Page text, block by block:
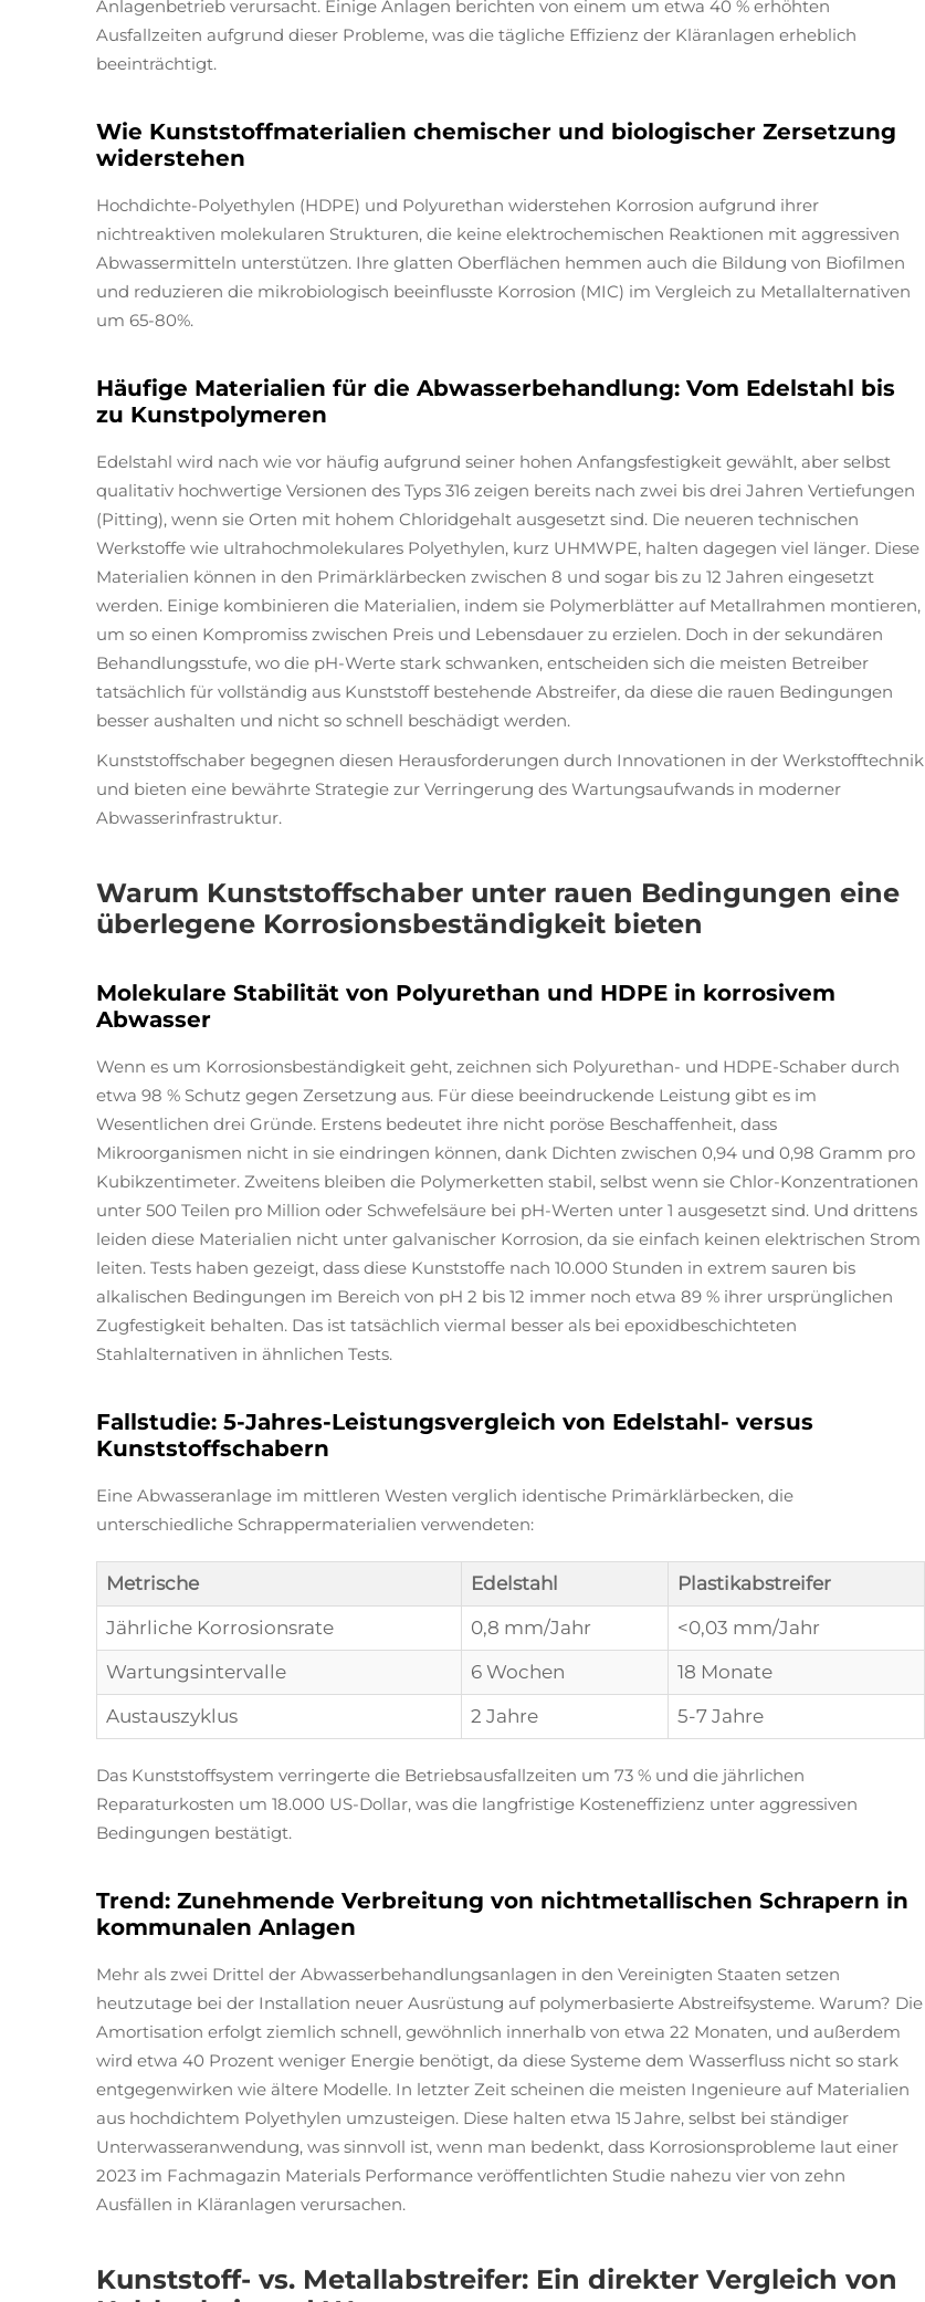
Anlagenbetrieb verursacht. Einige Anlagen berichten von einem um etwa 40 % erhöhten
Ausfallzeiten aufgrund dieser Probleme, was die tägliche Effizienz der Kläranlagen erheblich
beeinträchtigt.
Wie Kunststoffmaterialien chemischer und biologischer Zersetzung
widerstehen
Hochdichte-Polyethylen (HDPE) und Polyurethan widerstehen Korrosion aufgrund ihrer
nichtreaktiven molekularen Strukturen, die keine elektrochemischen Reaktionen mit aggressiven
Abwassermitteln unterstützen. Ihre glatten Oberflächen hemmen auch die Bildung von Biofilmen
und reduzieren die mikrobiologisch beeinflusste Korrosion (MIC) im Vergleich zu Metallalternativen
um 65-80%.
Häufige Materialien für die Abwasserbehandlung: Vom Edelstahl bis
zu Kunstpolymeren
Edelstahl wird nach wie vor häufig aufgrund seiner hohen Anfangsfestigkeit gewählt, aber selbst
qualitativ hochwertige Versionen des Typs 316 zeigen bereits nach zwei bis drei Jahren Vertiefungen
(Pitting), wenn sie Orten mit hohem Chloridgehalt ausgesetzt sind. Die neueren technischen
Werkstoffe wie ultrahochmolekulares Polyethylen, kurz UHMWPE, halten dagegen viel länger. Diese
Materialien können in den Primärklärbecken zwischen 8 und sogar bis zu 12 Jahren eingesetzt
werden. Einige kombinieren die Materialien, indem sie Polymerblätter auf Metallrahmen montieren,
um so einen Kompromiss zwischen Preis und Lebensdauer zu erzielen. Doch in der sekundären
Behandlungsstufe, wo die pH-Werte stark schwanken, entscheiden sich die meisten Betreiber
tatsächlich für vollständig aus Kunststoff bestehende Abstreifer, da diese die rauen Bedingungen
besser aushalten und nicht so schnell beschädigt werden.
Kunststoffschaber begegnen diesen Herausforderungen durch Innovationen in der Werkstofftechnik
und bieten eine bewährte Strategie zur Verringerung des Wartungsaufwands in moderner
Abwasserinfrastruktur.
Warum Kunststoffschaber unter rauen Bedingungen eine
überlegene Korrosionsbeständigkeit bieten
Molekulare Stabilität von Polyurethan und HDPE in korrosivem
Abwasser
Wenn es um Korrosionsbeständigkeit geht, zeichnen sich Polyurethan- und HDPE-Schaber durch
etwa 98 % Schutz gegen Zersetzung aus. Für diese beeindruckende Leistung gibt es im
Wesentlichen drei Gründe. Erstens bedeutet ihre nicht poröse Beschaffenheit, dass
Mikroorganismen nicht in sie eindringen können, dank Dichten zwischen 0,94 und 0,98 Gramm pro
Kubikzentimeter. Zweitens bleiben die Polymerketten stabil, selbst wenn sie Chlor-Konzentrationen
unter 500 Teilen pro Million oder Schwefelsäure bei pH-Werten unter 1 ausgesetzt sind. Und drittens
leiden diese Materialien nicht unter galvanischer Korrosion, da sie einfach keinen elektrischen Strom
leiten. Tests haben gezeigt, dass diese Kunststoffe nach 10.000 Stunden in extrem sauren bis
alkalischen Bedingungen im Bereich von pH 2 bis 12 immer noch etwa 89 % ihrer ursprünglichen
Zugfestigkeit behalten. Das ist tatsächlich viermal besser als bei epoxidbeschichteten
Stahlalternativen in ähnlichen Tests.
Fallstudie: 5-Jahres-Leistungsvergleich von Edelstahl- versus
Kunststoffschabern
Eine Abwasseranlage im mittleren Westen verglich identische Primärklärbecken, die
unterschiedliche Schrappermaterialien verwendeten:
Metrische Edelstahl
Plastikabstreifer
Jährliche Korrosionsrate
0,8 mm/Jahr
<0,03 mm/Jahr
Wartungsintervalle
6 Wochen
18 Monate
Austauszyklus
2 Jahre 5-7 Jahre
Das Kunststoffsystem verringerte die Betriebsausfallzeiten um 73 % und die jährlichen
Reparaturkosten um 18.000 US-Dollar, was die langfristige Kosteneffizienz unter aggressiven
Bedingungen bestätigt.
Trend: Zunehmende Verbreitung von nichtmetallischen Schrapern in
kommunalen Anlagen
Mehr als zwei Drittel der Abwasserbehandlungsanlagen in den Vereinigten Staaten setzen
heutzutage bei der Installation neuer Ausrüstung auf polymerbasierte Abstreifsysteme. Warum? Die
Amortisation erfolgt ziemlich schnell, gewöhnlich innerhalb von etwa 22 Monaten, und außerdem
wird etwa 40 Prozent weniger Energie benötigt, da diese Systeme dem Wasserfluss nicht so stark
entgegenwirken wie ältere Modelle. In letzter Zeit scheinen die meisten Ingenieure auf Materialien
aus hochdichtem Polyethylen umzusteigen. Diese halten etwa 15 Jahre, selbst bei ständiger
Unterwasseranwendung, was sinnvoll ist, wenn man bedenkt, dass Korrosionsprobleme laut einer
2023 im Fachmagazin Materials Performance veröffentlichten Studie nahezu vier von zehn
Ausfällen in Kläranlagen verursachen.
Kunststoff- vs. Metallabstreifer: Ein direkter Vergleich von